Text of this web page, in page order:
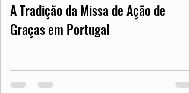
A Tradição da Missa de Ação de
Graças em Portugal